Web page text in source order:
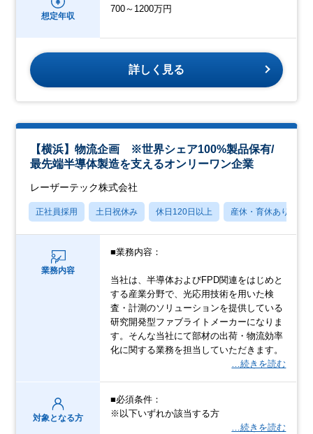
想定年収
700～1200万円
詳しく見る
【横浜】物流企画 ※世界シェア100%製品保有/
最先端半導体製造を支えるオンリーワン企業
レーザーテック株式会社
正社員採用 土日祝休み 休日120日以上 産休・育休あり
業務内容
■業務内容：
当社は、半導体およびFPD関連をはじめと
する産業分野で、光応用技術を用いた検
査・計測のソリューションを提供している
研究開発型ファブライトメーカーになりま
す。そんな当社にて部材の出荷・物流効率
化に関する業務を担当していただきます。
…続きを読む
対象となる方
■必須条件：
※以下いずれか該当する方
…続きを読む